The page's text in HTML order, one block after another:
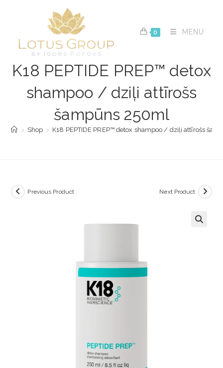
0 MENU
K18 PEPTIDE PREP™ detox
shampoo / dziļi attīrošs
šampūns 250ml
> Shop > K18 PEPTIDE PREP™ detox shampoo / dziļi attīrošs
Previous Product Next Product